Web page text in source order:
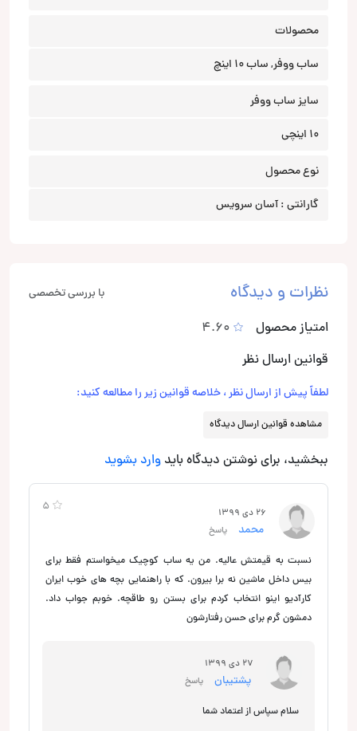
محصولات
ساب ووفر, ساب 10 اینچ
سایز ساب ووفر
10 اینچی
نوع محصول
گارانتی : آسان سرویس
نظرات و دیدگاه با بررسی تخصصی
امتیاز محصول
4.60
قوانین ارسال نظر
لطفاً پیش از ارسال نظر ، خلاصه قوانین زیر را مطالعه کنید:
مشاهده قوانین ارسال دیدگاه
ببخشید، برای نوشتن دیدگاه باید وارد بشوید
5 26 دی 1399
محمد پاسخ
نسبت به قیمتش عالیه. من یه ساب کوچیک میخواستم فقط برای
بیس داخل ماشین نه برا بیرون. که با راهنمایی بچه های خوب ایران
کارآدیو اینو انتخاب کردم برای بستن رو طاقچه. خوبم جواب داد.
دمشون گرم برای حسن رفتارشون
27 دی 1399
پشتیبان پاسخ
سلام سپاس از اعتماد شما